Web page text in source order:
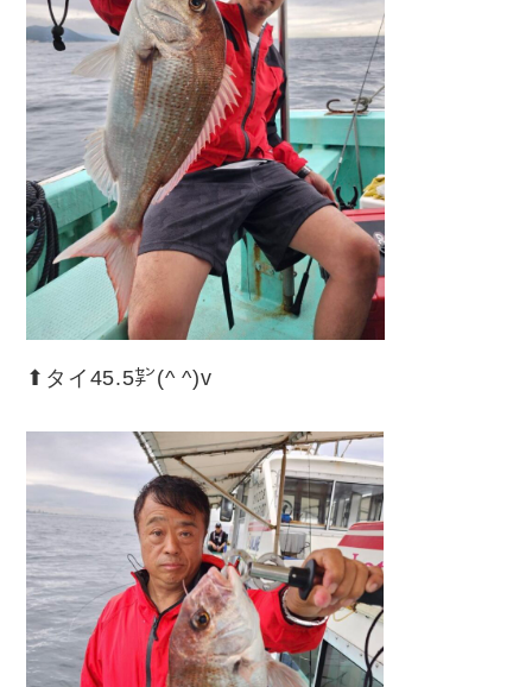
⬆︎タイ45.5㌢(^ ^)v